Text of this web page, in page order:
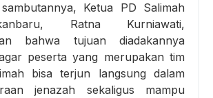
Ketua PD Salimah
Ratna Kurniawati,
bahwa tujuan diadakannya
peserta yang merupakan tim
bisa terjun langsung dalam
jenazah sekaligus mampu